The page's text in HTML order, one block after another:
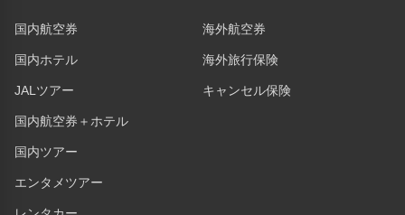
国内航空券
国内ホテル
JALツアー
国内航空券＋ホテル
国内ツアー
エンタメツアー
海外航空券
海外旅行保険
キャンセル保険